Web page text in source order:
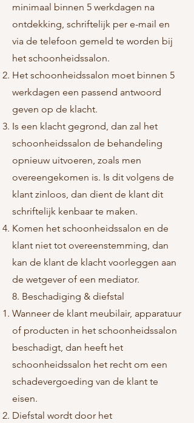
minimaal binnen 5 werkdagen na
ontdekking, schriftelijk per e-mail en
via de telefoon gemeld te worden bij
het schoonheidssalon.
Het schoonheidssalon moet binnen 5
werkdagen een passend antwoord
geven op de klacht.
Is een klacht gegrond, dan zal het
schoonheidssalon de behandeling
opnieuw uitvoeren, zoals men
overeengekomen is. Is dit volgens de
klant zinloos, dan dient de klant dit
schriftelijk kenbaar te maken.
Komen het schoonheidssalon en de
klant niet tot overeenstemming, dan
kan de klant de klacht voorleggen aan
de wetgever of een mediator.
8. Beschadiging & diefstal
Wanneer de klant meubilair, apparatuur
of producten in het schoonheidssalon
beschadigt, dan heeft het
schoonheidssalon het recht om een
schadevergoeding van de klant te
eisen.
Diefstal wordt door het